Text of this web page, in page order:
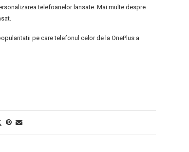
telefoanelor lansate. Mai multe despre
pe care telefonul celor de la OnePlus a